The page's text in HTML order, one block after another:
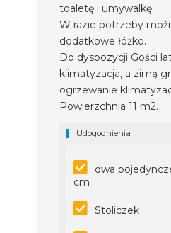
toaletę i umywalkę.
W razie potrzeby
dodatkowe łóżko.
Do dyspozycji Gości
klimatyzacja, a zimą
ogrzewanie
Powierzchnia 11 m2.
Udogodnienia
dwa
cm
Stoliczek